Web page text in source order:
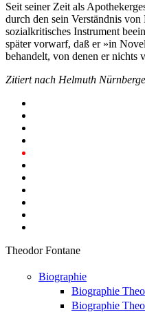
Seit seiner Zeit als
durch den sein Verständnis
sozialkritisches Instrument
später vorwarf, daß er »in
behandelt, von denen er nichts
Zitiert nach Helmuth
Theodor Fontane
Biographie
Biographie
Biographie